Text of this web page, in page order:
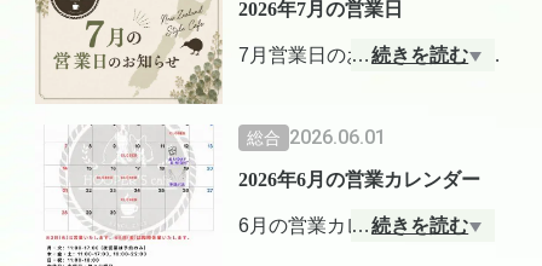
8月は夏休み期間ということも
あって、平日の昼営業を17時
や冷たい飲み物もお楽しみく
ださいね。
8月のお休み → 5, 11, 12, 19, 2
2026年7月の営業日
7月営業日のお知らせです。
8時3０分オープンで、ブレッ
クファストメニューも新しく
… 続きを読む
総合 2026.06.01
2026年6月の営業カレンダー
6月の営業カレンダーです
…続きを読む